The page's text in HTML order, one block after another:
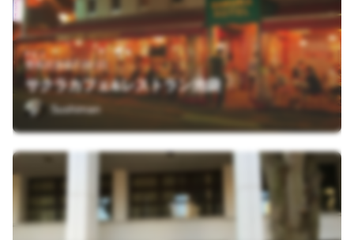
豊島区池袋2-39-10
サクラカフェ&レストラン池袋
Sushiman